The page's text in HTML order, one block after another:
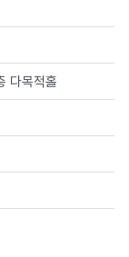
다목적홀